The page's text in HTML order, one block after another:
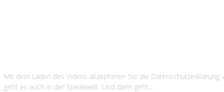
Mit dem Laden des Videos akzeptieren Sie die
geht es auch in der Spielewelt. Und dann geht…